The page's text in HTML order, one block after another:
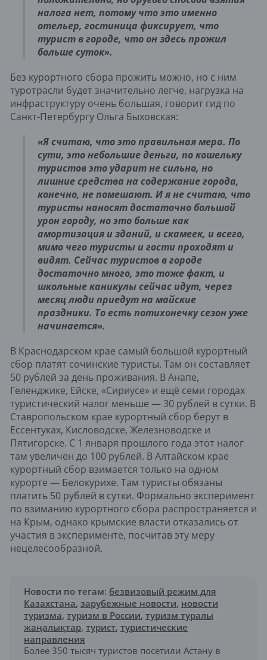
налога нет, потому что это именно
отельер, гостиница фиксирует, что
турист в городе, что он здесь прожил
больше суток».
Без курортного сбора прожить можно, но с ним
туротрасли будет значительно легче, нагрузка на
инфраструктуру очень большая, говорит гид по
Санкт-Петербургу Ольга Быховская:
«Я считаю, что это правильная мера. По
сути, это небольшие деньги, по кошельку
туристов это ударит не сильно, но
лишние средства на содержание города,
конечно, не помешают. И я не считаю, что
туристы наносят достаточно большой
урон городу, но это больше как
амортизация и зданий, и скамеек, и всего,
мимо чего туристы и гости проходят и
видят. Сейчас туристов в городе
достаточно много, это тоже факт, и
школьные каникулы сейчас идут, через
месяц люди приедут на майские
праздники. То есть потихонечку сезон уже
начинается».
В Краснодарском крае самый большой курортный
сбор платят сочинские туристы. Там он составляет
50 рублей за день проживания. В Анапе,
Геленджике, Ейске, «Сириусе» и ещё семи городах
туристический налог меньше — 30 рублей в сутки. В
Ставропольском крае курортный сбор берут в
Ессентуках, Кисловодске, Железноводске и
Пятигорске. С 1 января прошлого года этот налог
там увеличен до 100 рублей. В Алтайском крае
курортный сбор взимается только на одном
курорте — Белокурихе. Там туристы обязаны
платить 50 рублей в сутки. Формально эксперимент
по взиманию курортного сбора распространяется и
на Крым, однако крымские власти отказались от
участия в эксперименте, посчитав эту меру
нецелесообразной.
Новости по тегам: безвизовый режим для
Казахстана, зарубежные новости, новости
туризма, туризм в России, туризм туралы
жаңалықтар, турист, туристические
направления
Более 350 тысяч туристов посетили Астану в